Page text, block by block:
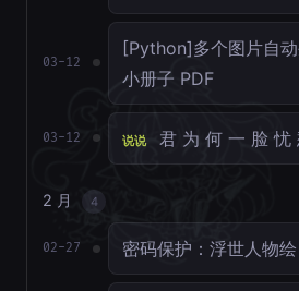
03-12
[Python]多个图片自
小册子 PDF
03-12 说说 君 为 何 一 脸 忧
2 月 4
02-27 密码保护：浮世人物绘